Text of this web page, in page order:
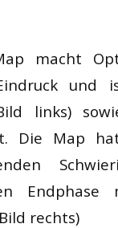
macht
und
links)
Die Map
Endphase
rechts)